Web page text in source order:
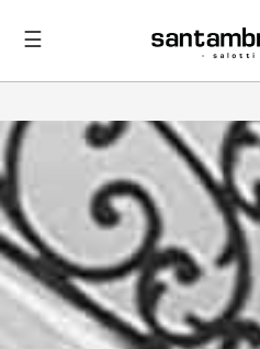
☰
Divani
Rifacimento
Divani